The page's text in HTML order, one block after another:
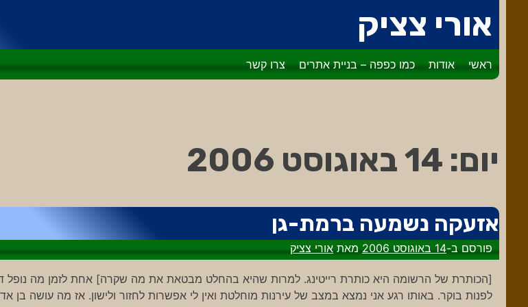
לתוכן
אורי צציק
ראשי אודות כמו כפפה – בניית אתרים צרו קשר
יום: 14 באוגוסט 2006
אזעקה נשמעה ברמת-גן
פורסם ב-14 באוגוסט 2006 מאתאורי צציק
לפנות בוקר. באותו רגע אני נמצא במצב של עירנות מוחלטת ואין לי אפשרות לחזור ולישון. אז מה עושה בן